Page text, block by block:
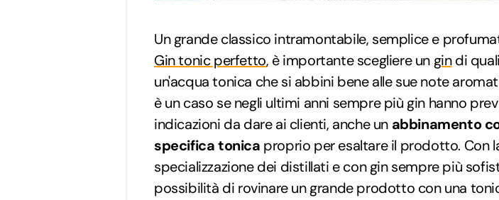
Un grande classico intramontabile, semplice e
Gin tonic perfetto, è importante scegliere un gindi
un'acqua tonica che si abbini bene alle sue note
è un caso se negli ultimi anni sempre più gin hanno
indicazioni da dare ai clienti, anche un abbinamento
specifica tonica proprio per esaltare il prodotto. Con
specializzazione dei distillati e con gin sempre più
possibilità di rovinare un grande prodotto con una